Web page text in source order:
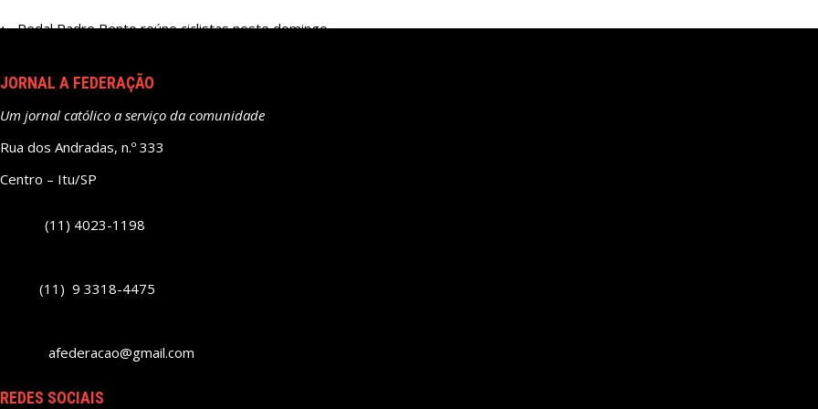
Navegação
Post
Pedal Padre Bento reúne ciclistas neste domingo
JORNAL A FEDERAÇÃO
Um jornal católico a serviço da comunidade
Rua dos Andradas, n.º 333
Centro – Itu/SP
(11) 4023-1198
(11) 9 3318-4475
afederacao@gmail.com
REDES SOCIAIS